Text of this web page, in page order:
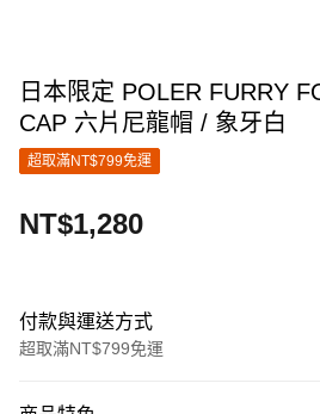
日本限定 POLER FURRY
CAP 六片尼龍帽 / 象牙白
超取滿NT$799免運
NT$1,280
付款與運送方式
超取滿NT$799免運